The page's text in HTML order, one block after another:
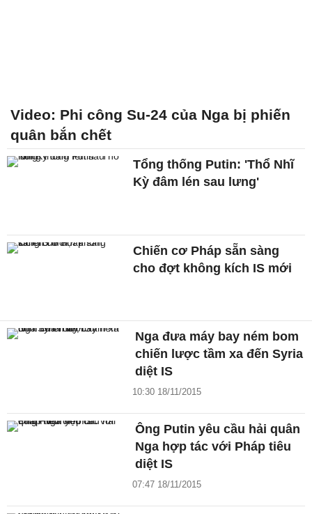
Video: Phi công Su-24 của Nga bị phiến
quân bắn chết
Tổng thống Putin: 'Thổ Nhĩ
Kỳ đâm lén sau lưng'
Chiến cơ Pháp sẵn sàng
cho đợt không kích IS mới
Nga đưa máy bay ném bom
chiến lược tầm xa đến Syria
diệt IS
10:30 18/11/2015
Ông Putin yêu cầu hải quân
Nga hợp tác với Pháp tiêu
diệt IS
07:47 18/11/2015